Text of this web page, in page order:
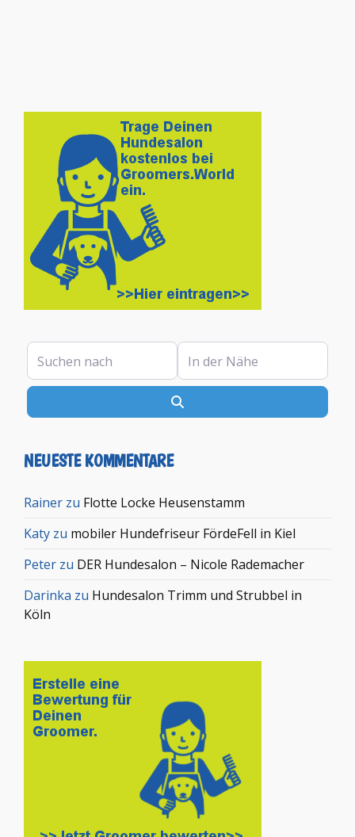
Suchen nach In der Nähe
NEUESTE KOMMENTARE
Rainer zu Flotte Locke Heusenstamm
Katy zu mobiler Hundefriseur FördeFell in Kiel
Peter zu DER Hundesalon – Nicole Rademacher
Darinka zu Hundesalon Trimm und Strubbel in
Köln